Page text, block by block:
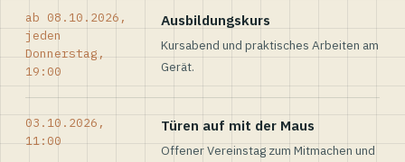
ab 08.10.2026,
jeden
Donnerstag,
19:00
Ausbildungskurs
Kursabend und praktisches Arbeiten am
Gerät.
03.10.2026,
11:00
Türen auf mit der Maus
Offener Vereinstag zum Mitmachen und